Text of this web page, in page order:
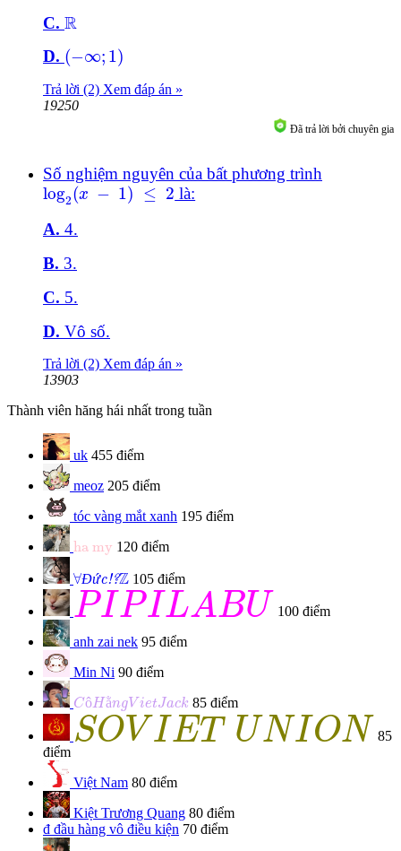
C. R
ℝ
D. (−∞; 1)
-∞
Trả lời (2) Xem đáp án »
19250
Đã trả lời bởi chuyên gia
Số nghiệm nguyên của bất phương trình
log2(x − 1) ≤ 2
log2(x - 1) ≤ 2
là:
A. 4.
B. 3.
C. 5.
D. Vô số.
Trả lời (2) Xem đáp án »
13903
Thành viên hăng hái nhất trong tuần
uk 455 điểm
meoz 205 điểm
tóc vàng mắt xanh 195 điểm
ha my
ha my 120 điểm
∀
∀Đức!?
Đức!?Z
Z 105 điểm
PIPILABU
PIPILABU
100 điểm
anh zai nek 95 điểm
Min Ni 90 điểm
CôHằngVietJack
CôHằn Viet a ck 85 điểm
SOV IET UNION
SOV IET U NION
85
điểm
Việt Nam 80 điểm
Kiệt Trương Quang 80 điểm
đ đầu hàng vô điều kiện 70 điểm